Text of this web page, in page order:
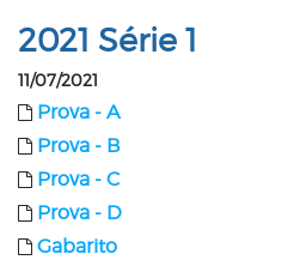
2021 Série 1
11/07/2021
Prova - A
Prova - B
Prova - C
Prova - D
Gabarito